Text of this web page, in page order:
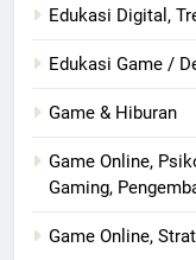
Edukasi Digital,
Edukasi Game /
Game & Hiburan
Game Online,
Gaming,
Game Online,